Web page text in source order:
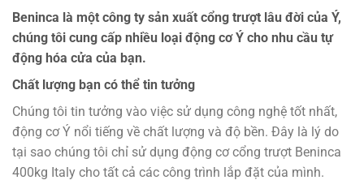
Beninca là một công ty sản xuất cổng trượt lâu đời của Ý,
chúng tôi cung cấp nhiều loại động cơ Ý cho nhu cầu tự
động hóa cửa của bạn.
Chất lượng bạn có thể tin tưởng
Chúng tôi tin tưởng vào việc sử dụng công nghệ tốt nhất,
động cơ Ý nổi tiếng về chất lượng và độ bền. Đây là lý do
tại sao chúng tôi chỉ sử dụng động cơ cổng trượt Beninca
400kg Italy cho tất cả các công trình lắp đặt của mình.